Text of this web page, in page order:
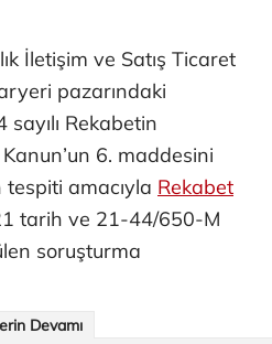
İletişim ve Satış Ticaret
pazarındaki
Rekabetin
6. maddesini
amacıyla Rekabet
tarih ve 21-44/650-M
soruşturma
Devamı